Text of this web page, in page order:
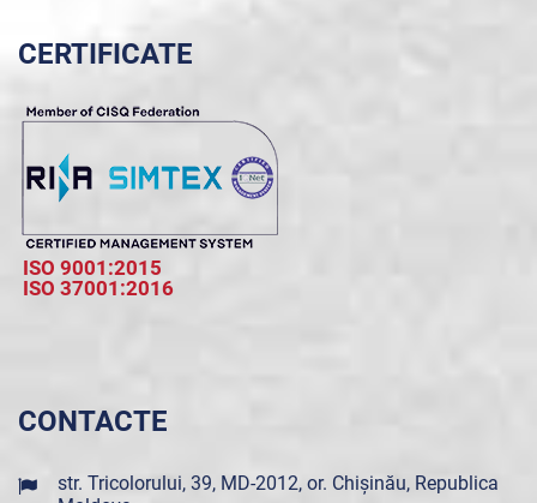
CERTIFICATE
ISO 9001:2015
ISO 37001:2016
CONTACTE
str. Tricolorului, 39, MD-2012, or. Chișinău, Republica